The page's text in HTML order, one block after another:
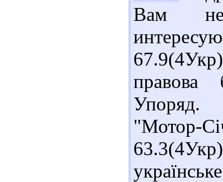
Вам
правова
Упоряд.
"Мотор-